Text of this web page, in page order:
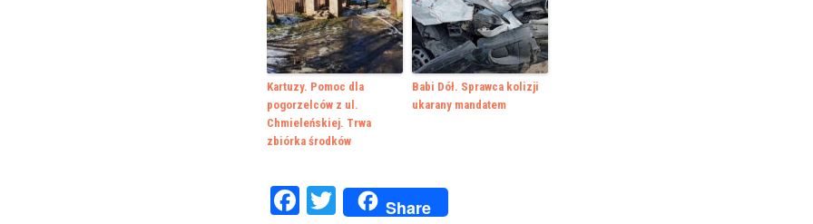
Kartuzy. Pomoc dla
pogorzelców z ul.
Chmieleńskiej. Trwa
zbiórka środków
Babi Dół. Sprawca kolizji
ukarany mandatem
Facebook
Twitter
Share